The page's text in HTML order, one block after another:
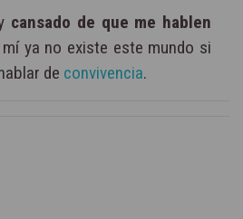
cansado de que me hablen
mí ya no existe este mundo si
de convivencia.